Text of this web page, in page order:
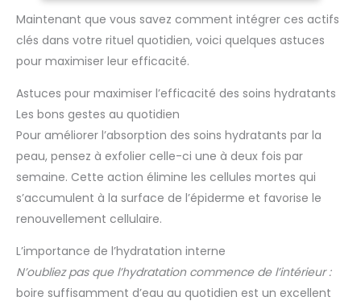
ensemble de beauté est un
cadeau idéal pour votre fille,
votre petite amie, votre femme
et vos amis.
tendue, préservant un équilibre sain même pour les peaux
sensibles 【Améliore la Luminosité】Les ingrédients clés de
ce kit de soins de la peau sont la vitamine C et le curcuma,
des antioxydants puissants qui aident à combattre les
dépôts de mélanine et à réduire l'apparition des taches
sombres.Ces ingrédients naturels,non seulement
transparence, lui donnant un aspect radieux et jeunesse
【Formule Douce】 La formule du kit de soins de la peau est
conçue pour être douce et non irritante, la rendant adaptée
à une large gamme de types de peau, y compris les peaux
grasses, sèches et mixtes 【Cadeaux Choyés pour les
élégant emballage cadeau et est un excellent présent pour
les anniversaires, la Saint-Valentin, la Fête des Mères,
Thanksgiving, Noël et d'autres occasions spéciales
Maintenant que vous savez comment intégrer ces actifs
clés dans votre rituel quotidien, voici quelques astuces
pour maximiser leur efficacité.
Astuces pour maximiser l’efficacité des soins hydratants
Les bons gestes au quotidien
Pour améliorer l’absorption des soins hydratants par la
peau, pensez à exfolier celle-ci une à deux fois par
semaine. Cette action élimine les cellules mortes qui
s’accumulent à la surface de l’épiderme et favorise le
renouvellement cellulaire.
L’importance de l’hydratation interne
N’oubliez pas que l’hydratation commence de l’intérieur :
boire suffisamment d’eau au quotidien est un excellent